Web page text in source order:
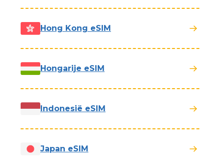
Hong Kong eSIM
Hongarije eSIM
Indonesië eSIM
Japan eSIM